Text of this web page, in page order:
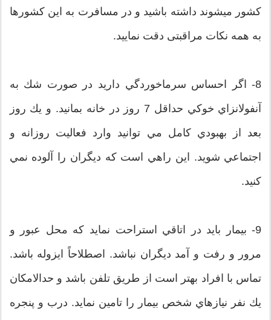
کشور میشوند داشته باشيد و در مسافرت به این کشورها
به همه نکات مراقبتی دقت نمایید.
8- اگر احساس سرماخوردگي داريد در صورت شك به
آنفولانزاي خوكي حداقل 7 روز در خانه بمانيد. و يك روز
بعد از بهبودي كامل مي توانيد وارد فعاليت روزانه و
اجتماعي شويد. اين راهي است كه ديگران را آلوده نمي
كنید.
9- بيمار بايد در اتاقي استراحت نماید كه محل عبور و
مرور و رفت و آمد ديگران نباشد. اصطلاحاً ايزوله باشد.
تماس با افراد بهتر است از طريق تلفن باشد و حدالامكان
يك نفر نيازهاي شخص بيمار را تامين نمايد. درب و پنجره